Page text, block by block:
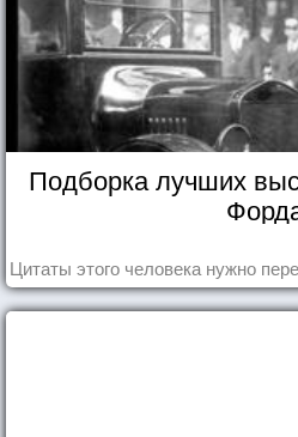
Подборка лучших
Цитаты этого человека нужно